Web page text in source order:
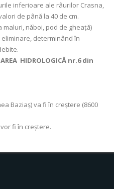
inferioare ale râurilor Crasna,
de până la 40 de cm.
nǎboi, pod de gheaţă)
determinând în
HIDROLOGICĂ nr.6 din
Baziaş) va fi în creştere (8600
fi în creştere.